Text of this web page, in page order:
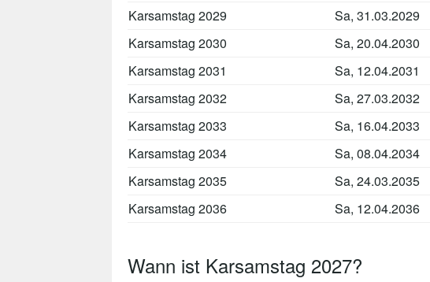
Karsamstag 2029
Sa, 31.03.2029
Karsamstag 2030
Sa, 20.04.2030
Karsamstag 2031
Sa, 12.04.2031
Karsamstag 2032
Sa, 27.03.2032
Karsamstag 2033
Sa, 16.04.2033
Karsamstag 2034
Sa, 08.04.2034
Karsamstag 2035
Sa, 24.03.2035
Karsamstag 2036
Sa, 12.04.2036
Wann ist Karsamstag 2027?